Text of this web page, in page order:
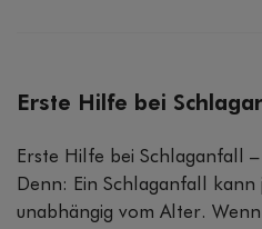
Erste Hilfe bei
Erste Hilfe bei Schlaganfall
Denn: Ein Schlaganfall
unabhängig vom Alter.